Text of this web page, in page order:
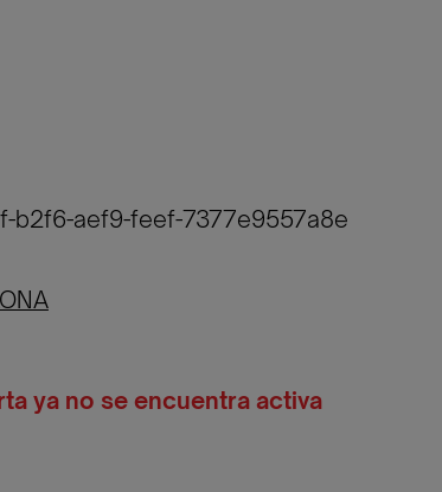
b2f6-aef9-feef-7377e9557a8e
ya no se encuentra activa